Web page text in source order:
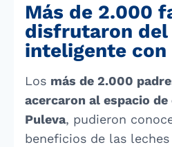
Más de 2.000
disfrutaron del
inteligente con
Los más de 2.000
acercaron al espacio
Puleva, pudieron
beneficios de las